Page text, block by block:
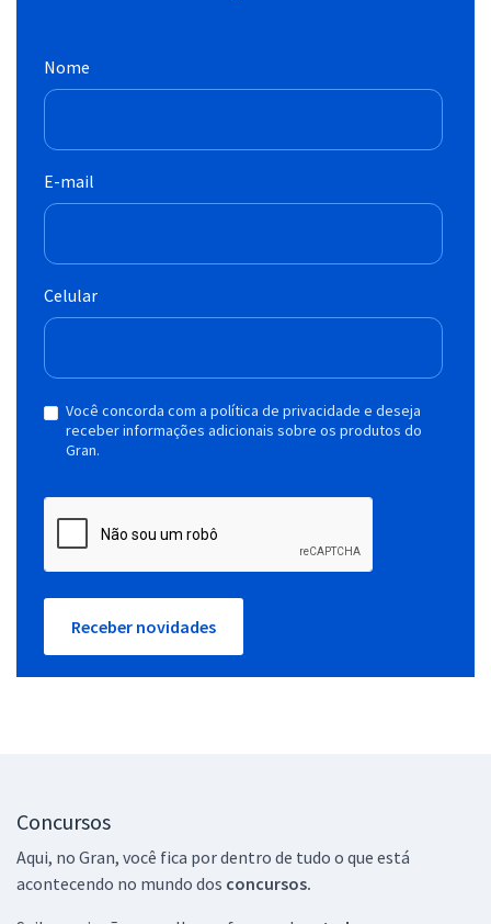
Nome
E-mail
Celular
Você concorda com a política de privacidade e deseja
receber informações adicionais sobre os produtos do
Gran.
Receber novidades
Concursos
Aqui, no Gran, você fica por dentro de tudo o que está
acontecendo no mundo dos concursos.